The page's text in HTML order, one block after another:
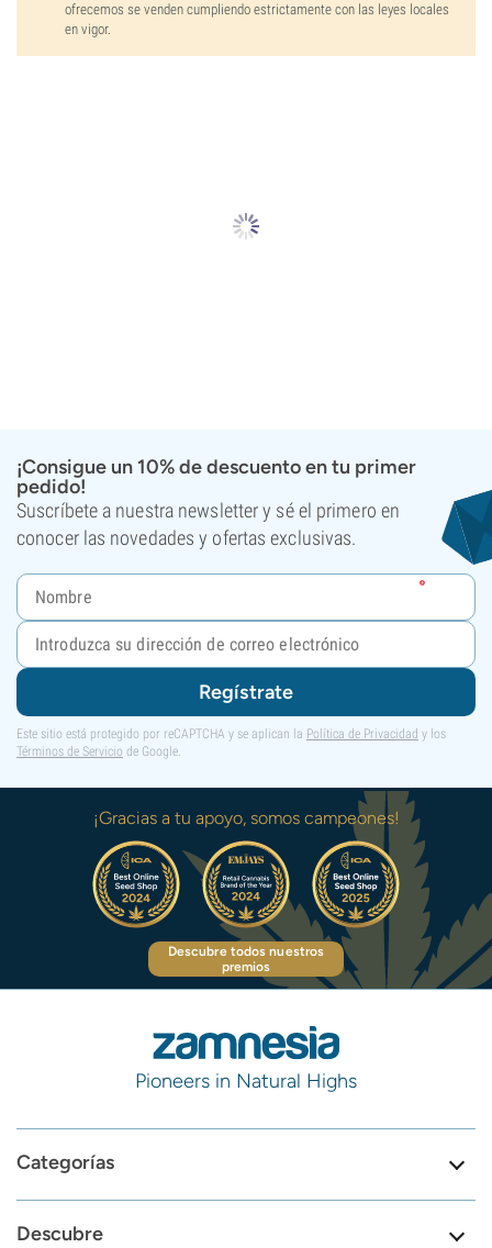
ofrecemos se venden cumpliendo estrictamente con las leyes locales
en vigor.
¡Consigue un 10% de descuento en tu primer
pedido!
Suscríbete a nuestra newsletter y sé el primero en
conocer las novedades y ofertas exclusivas.
Regístrate
Este sitio está protegido por reCAPTCHA y se aplican la Política de Privacidad y los
Términos de Servicio de Google.
¡Gracias a tu apoyo, somos campeones!
Descubre todos nuestros
premios
Pioneers in Natural Highs
Categorías
Descubre